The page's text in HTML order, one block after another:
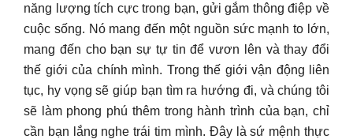
năng lượng tích cực trong bạn, gửi gắm thông điệp về
cuộc sống. Nó mang đến một nguồn sức mạnh to lớn,
mang đến cho bạn sự tự tin để vươn lên và thay đổi
thế giới của chính mình. Trong thế giới vận động liên
tục, hy vọng sẽ giúp bạn tìm ra hướng đi, và chúng tôi
sẽ làm phong phú thêm trong hành trình của bạn, chỉ
cần bạn lắng nghe trái tim mình. Đây là sứ mệnh thực